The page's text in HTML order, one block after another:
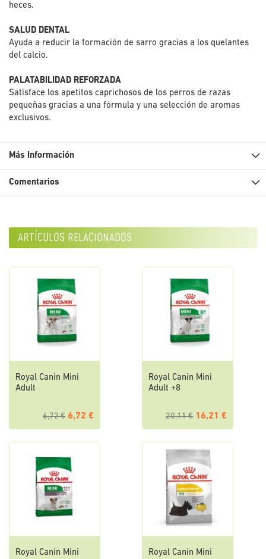
heces.
SALUD DENTAL
Ayuda a reducir la formación de sarro gracias a los quelantes
del calcio.
PALATABILIDAD REFORZADA
Satisface los apetitos caprichosos de los perros de razas
pequeñas gracias a una fórmula y una selección de aromas
exclusivos.
Más Información
Comentarios
artículos relacionados
Royal Canin Mini
Adult
6,72 € 6,72 €
Royal Canin Mini
Adult +8
20,11 € 16,21 €
Royal Canin Mini
Royal Canin Mini